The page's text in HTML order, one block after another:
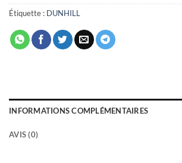
Étiquette : DUNHILL
INFORMATIONS COMPLÉMENTAIRES
AVIS (0)